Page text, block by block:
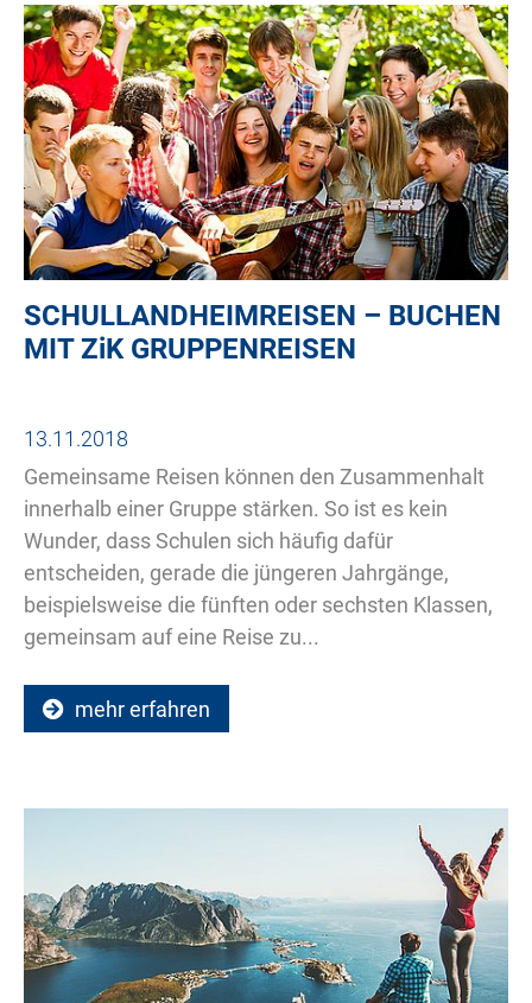
SCHULLANDHEIMREISEN – BUCHEN
MITZiKGRUPPENREISEN
13.11.2018
Gemeinsame Reisen können den Zusammenhalt
innerhalb einer Gruppe stärken. So ist es kein
Wunder, dass Schulen sich häufig dafür
entscheiden, gerade die jüngeren Jahrgänge,
beispielsweise die fünften oder sechsten Klassen,
gemeinsam auf eine Reise zu...
mehr erfahren